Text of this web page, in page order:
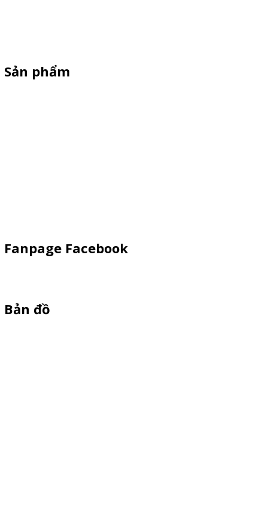
Sản phẩm
Fanpage Facebook
Bản đồ